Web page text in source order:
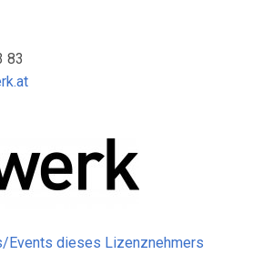
83
Events dieses Lizenznehmers